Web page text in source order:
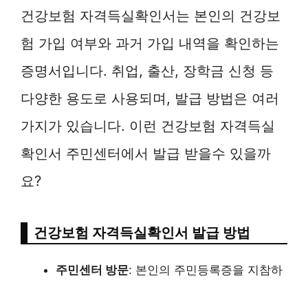
건강보험 자격득실확인서는 본인의 건강보
험 가입 여부와 과거 가입 내역을 확인하는
증명서입니다. 취업, 출산, 장학금 신청 등
다양한 용도로 사용되며, 발급 방법은 여러
가지가 있습니다. 이런 건강보험 자격득실
확인서 주민센터에서 발급 받을수 있을까
요?
건강보험 자격득실확인서 발급 방법
주민센터 방문: 본인의 주민등록증을 지참하